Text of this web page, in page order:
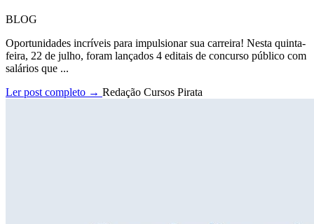
BLOG
Oportunidades incríveis para impulsionar sua carreira! Nesta quinta-
feira, 22 de julho, foram lançados 4 editais de concurso público com
salários que ...
Ler post completo → Redação Cursos Pirata